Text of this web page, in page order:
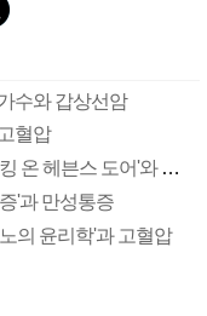
수와 갑상선암
혈압
스크린 속 메디컬 허와 실 <25> 영화 '노킹 온 헤븐스 도어'와 종합검진
'과 만성통증
의 윤리학'과 고혈압